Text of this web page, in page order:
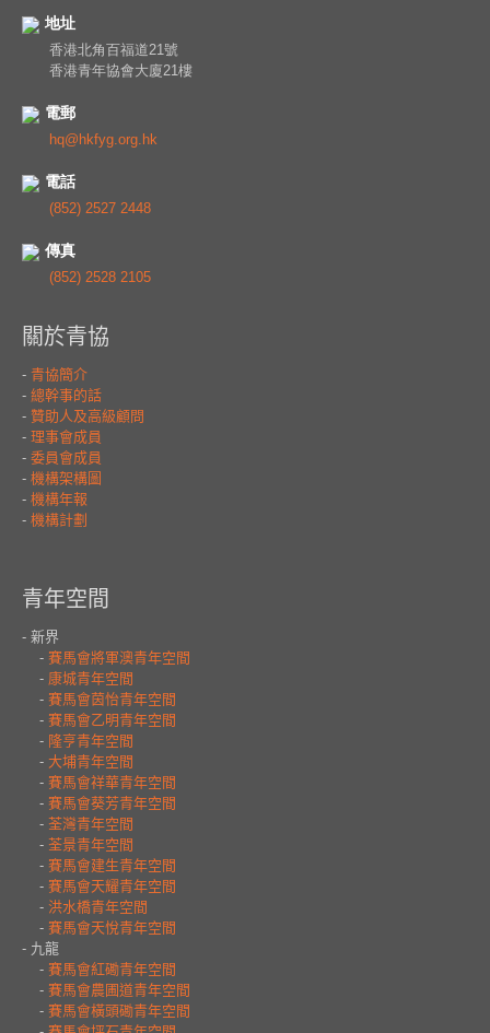
地址
香港北角百福道21號
香港青年協會大廈21樓
電郵
hq@hkfyg.org.hk
電話
(852) 2527 2448
傳真
(852) 2528 2105